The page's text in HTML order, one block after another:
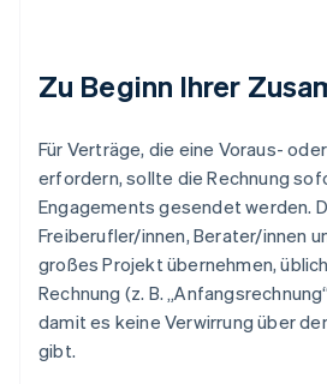
Zu Beginn Ihrer
Für Verträge, die eine Voraus-
erfordern, sollte die Rechnung
Engagements gesendet werden.
Freiberufler/innen, Berater/innen
großes Projekt übernehmen,
Rechnung (z. B.
damit es keine Verwirrung über
gibt.